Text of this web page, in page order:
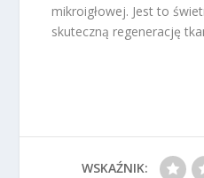
mikroigłowej. Jest to
skuteczną regenerację
WSKAŹNIK: